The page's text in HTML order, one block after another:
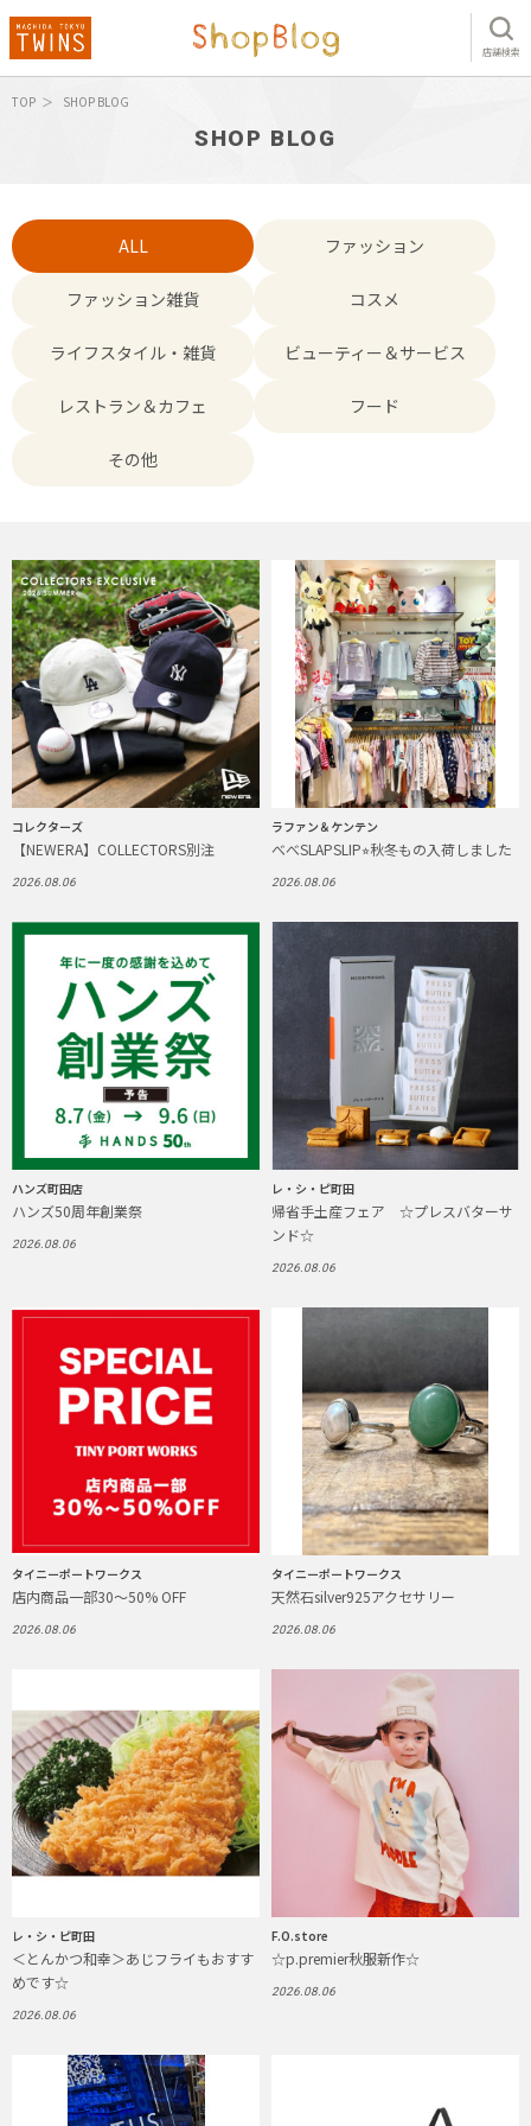
店舗検索
TOP SHOP BLOG
SHOP BLOG
ALL ファッション
ファッション雑貨 コスメ
ライフスタイル・雑貨 ビューティー＆サービス
レストラン＆カフェ フード
その他
コレクターズ
【NEWERA】COLLECTORS別注
2026.08.06
ラファン＆ケンテン
べべSLAPSLIP⭐︎秋冬もの入荷しました
2026.08.06
ハンズ町田店
ハンズ50周年創業祭
2026.08.06
レ・シ・ピ町田
帰省手土産フェア ☆プレスバターサ
ンド☆
2026.08.06
タイニーポートワークス
店内商品一部30〜50% OFF
2026.08.06
タイニーポートワークス
天然石silver925アクセサリー
2026.08.06
レ・シ・ピ町田
＜とんかつ和幸＞あじフライもおすす
めです☆
2026.08.06
F.O.store
☆p.premier秋服新作☆
2026.08.06